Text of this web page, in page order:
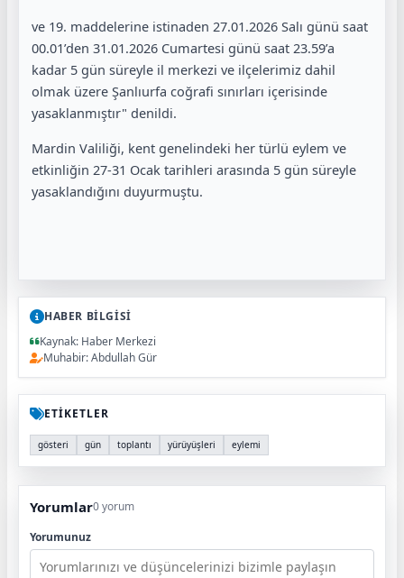
ve 19. maddelerine istinaden 27.01.2026 Salı günü saat
00.01’den 31.01.2026 Cumartesi günü saat 23.59’a
kadar 5 gün süreyle il merkezi ve ilçelerimiz dahil
olmak üzere Şanlıurfa coğrafi sınırları içerisinde
yasaklanmıştır" denildi.
Mardin Valiliği, kent genelindeki her türlü eylem ve
etkinliğin 27-31 Ocak tarihleri arasında 5 gün süreyle
yasaklandığını duyurmuştu.
HABER BİLGİSİ
Kaynak: Haber Merkezi
Muhabir: Abdullah Gür
ETİKETLER
gösteri gün toplantı yürüyüşleri eylemi
Yorumlar0 yorum
Yorumunuz